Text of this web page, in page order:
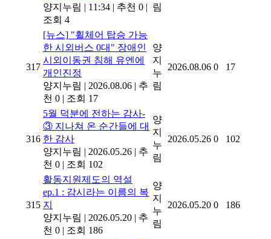
양지누림 | 11:34 | 추천 0 |
조회 4
림
317
[뉴스] "휠체어 탑승 가능
한 시외버스 0대" 장애인
시외이동권 침해 유엔에
개인진정
양지누림 | 2026.08.06 | 추
천 0 | 조회 17
양
지
누
림
2026.08.06 0 17
316
5월 덕분에 전하는 감사-
③ 지나쳐 온 순간들에 대
한 감사
양지누림 | 2026.05.26 | 추
천 0 | 조회 102
양
지
누
림
2026.05.26 0 102
315
활동지원제도의 역설
ep.1 : 감시라는 이름의 복
지
양지누림 | 2026.05.20 | 추
천 0 | 조회 186
양
지
누
림
2026.05.20 0 186